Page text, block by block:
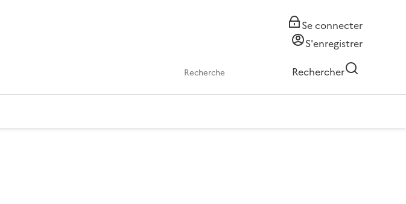
Se connecter
S'enregistrer
Rechercher